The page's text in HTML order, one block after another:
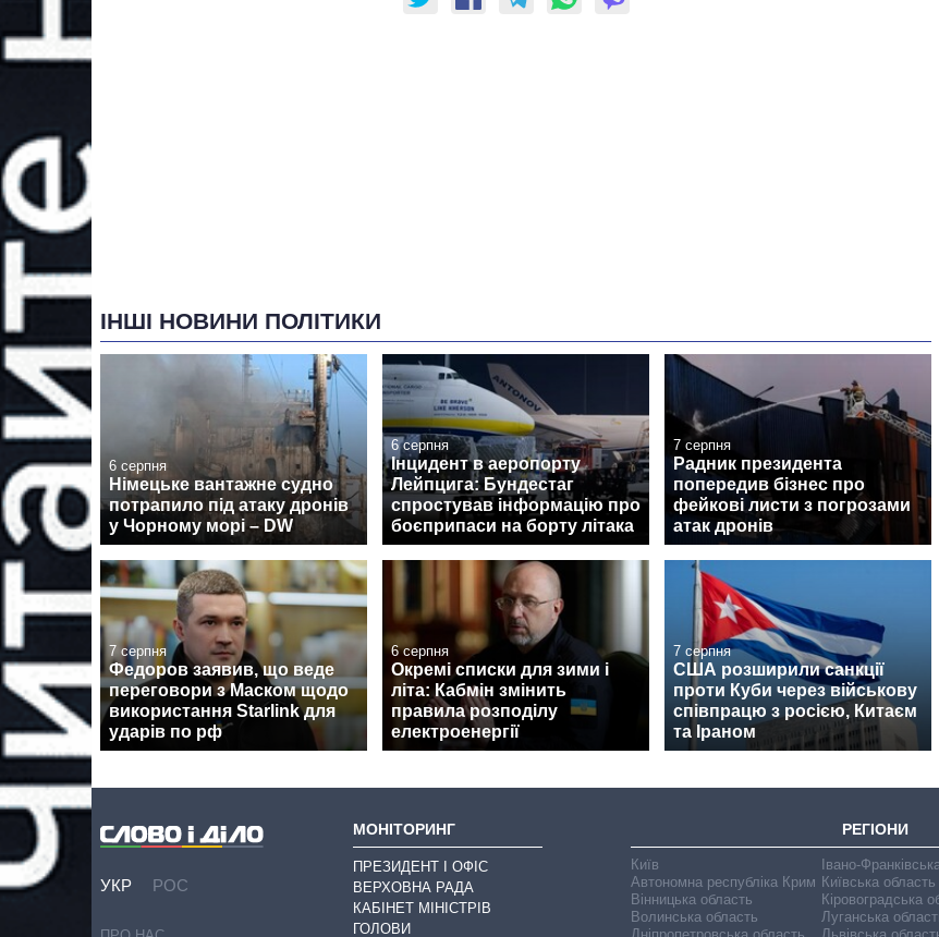
ІНШІ НОВИНИ ПОЛІТИКИ
6 серпня
Німецьке вантажне судно
потрапило під атаку дронів
у Чорному морі – DW
6 серпня
Інцидент в аеропорту
Лейпцига: Бундестаг
спростував інформацію про
боєприпаси на борту літака
7 серпня
Радник президента
попередив бізнес про
фейкові листи з погрозами
атак дронів
7 серпня
Федоров заявив, що веде
переговори з Маском щодо
використання Starlink для
ударів по рф
6 серпня
Окремі списки для зими і
літа: Кабмін змінить
правила розподілу
електроенергії
7 серпня
США розширили санкції
проти Куби через військову
співпрацю з росією, Китаєм
та Іраном
УКР РОС
МОНІТОРИНГ
ПРЕЗИДЕНТ І ОФІС
ВЕРХОВНА РАДА
КАБІНЕТ МІНІСТРІВ
ГОЛОВИ
РЕГІОНИ
Київ
Автономна республіка Крим
Вінницька область
Волинська область
Івано-
Київська область
Кіровоградська
Луганська